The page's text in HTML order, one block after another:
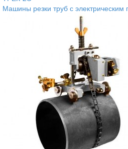
Машины резки труб с